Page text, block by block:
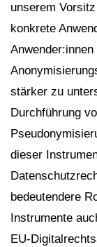
unserem
konkrete
stärker zu
Durchführung
dieser
bedeutendere
Instrumente
EU-